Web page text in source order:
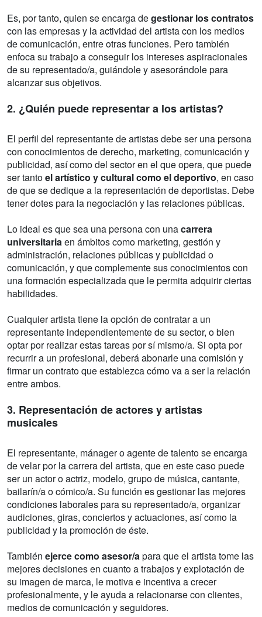
Es, por tanto, quien se encarga degestionar los contratos
con las empresas y la actividad del artista con los medios
de comunicación, entre otras funciones. Pero también
enfoca su trabajo a conseguir los intereses aspiracionales
de su representado/a, guiándole y asesorándole para
alcanzar sus objetivos.
2. ¿Quién puede representar a los artistas?
El perfil del representante de artistas debe ser una persona
con conocimientos de derecho, marketing, comunicación y
publicidad, así como del sector en el que opera, que puede
ser tantoel artístico y cultural como el deportivo, en caso
de que se dedique a la representación de deportistas. Debe
tener dotes para la negociación y las relaciones públicas.
Lo ideal es que sea una persona con unacarrera
universitariaen ámbitos como marketing, gestión y
administración, relaciones públicas y publicidad o
comunicación, y que complemente sus conocimientos con
una formación especializada que le permita adquirir ciertas
habilidades.
Cualquier artista tiene la opción de contratar a un
representante independientemente de su sector, o bien
optar por realizar estas tareas por sí mismo/a. Si opta por
recurrir a un profesional, deberá abonarle una comisión y
firmar un contrato que establezca cómo va a ser la relación
entre ambos.
3. Representación de actores y artistas
musicales
El representante, mánager o agente de talento se encarga
de velar por la carrera del artista, que en este caso puede
ser un actor o actriz, modelo, grupo de música, cantante,
bailarín/a o cómico/a. Su función es gestionar las mejores
condiciones laborales para su representado/a, organizar
audiciones, giras, conciertos y actuaciones, así como la
publicidad y la promoción de éste.
También ejerce como asesor/apara que el artista tome las
mejores decisiones en cuanto a trabajos y explotación de
su imagen de marca, le motiva e incentiva a crecer
profesionalmente, y le ayuda a relacionarse con clientes,
medios de comunicación y seguidores.